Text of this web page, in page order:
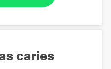
caries